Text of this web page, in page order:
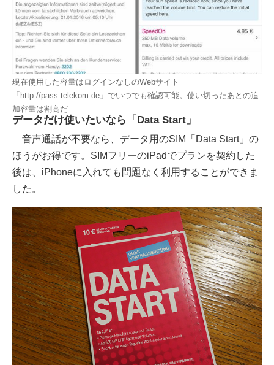
現在使用した容量はログインなしのWebサイト
「http://pass.telekom.de」でいつでも確認可能。使い切ったあとの追
加容量は割高だ
データだけ使いたいなら「Data Start」
音声通話が不要なら、データ用のSIM「Data Start」の
ほうがお得です。SIMフリーのiPadでプランを契約した
後は、iPhoneに入れても問題なく利用することができま
した。